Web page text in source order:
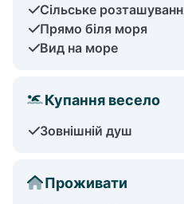
Сільське
Прямо біля моря
Вид на море
Купання весело
Зовнішній душ
Проживати